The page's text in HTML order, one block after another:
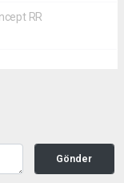
RR
Gönder